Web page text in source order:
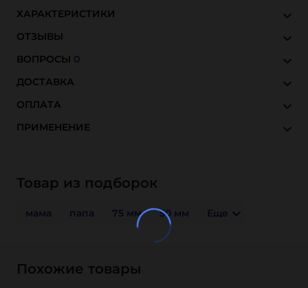
ХАРАКТЕРИСТИКИ
ОТЗЫВЫ
ВОПРОСЫ 0
ДОСТАВКА
ОПЛАТА
ПРИМЕНЕНИЕ
Товар из подборок
мама папа 75 мм 50 мм Еще
Похожие товары